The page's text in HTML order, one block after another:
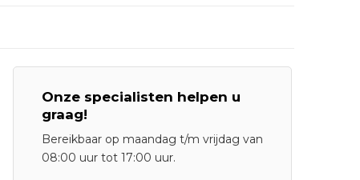
Onze specialisten helpen u
graag!
Bereikbaar op maandag t/m vrijdag van
08:00 uur tot 17:00 uur.